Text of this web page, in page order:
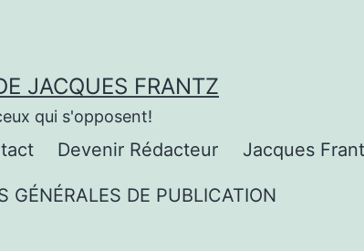
JACQUES FRANTZ
qui s'opposent!
Devenir Rédacteur Jacques
GÉNÉRALES DE PUBLICATION